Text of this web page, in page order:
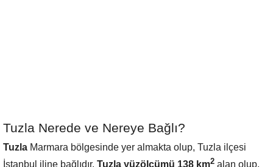
Tuzla Nerede ve Nereye Bağlı?
Tuzla Marmara bölgesinde yer almakta olup, Tuzla ilçesi
İstanbul iline bağlıdır. Tuzla yüzölçümü 138 km2 alan olup,